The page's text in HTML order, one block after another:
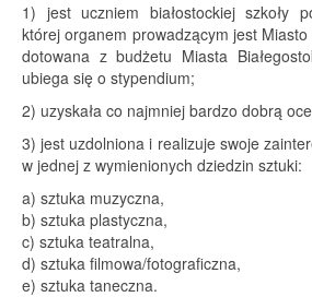
1) jest uczniem białostockiej szkoły
której organem prowadzącym jest Miasto
dotowana z budżetu Miasta
ubiega się o stypendium;
2) uzyskała co najmniej bardzo dobrą
3) jest uzdolniona i realizuje swoje
w jednej z wymienionych dziedzin sztuki:
a) sztuka muzyczna,
b) sztuka plastyczna,
c) sztuka teatralna,
d) sztuka filmowa/fotograficzna,
e) sztuka taneczna.